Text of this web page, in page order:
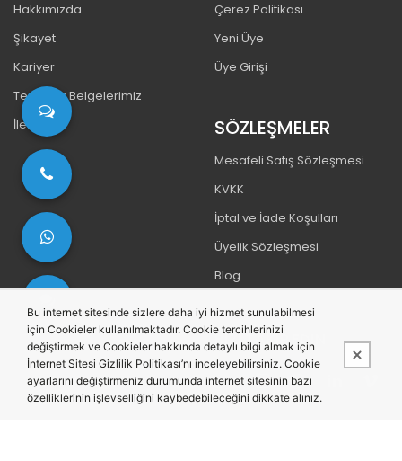
Hakkımızda
Şikayet
Kariyer
Teşekkür Belgelerimiz
İletişim
Çerez Politikası
Yeni Üye
Üye Girişi
SÖZLEŞMELER
Mesafeli Satış Sözleşmesi
KVKK
İptal ve İade Koşulları
Üyelik Sözleşmesi
Blog
BIZI TAKIP EDIN
Bu internet sitesinde sizlere daha iyi hizmet sunulabilmesi
için Cookieler kullanılmaktadır. Cookie tercihlerinizi
değiştirmek ve Cookieler hakkında detaylı bilgi almak için
İnternet Sitesi Gizlilik Politikası’nı inceleyebilirsiniz. Cookie
ayarlarını değiştirmeniz durumunda internet sitesinin bazı
özelliklerinin işlevselliğini kaybedebileceğini dikkate alınız.